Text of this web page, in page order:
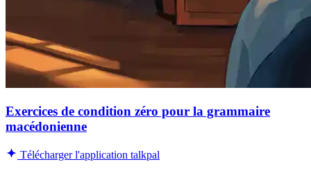
Exercices de condition zéro pour la grammaire
macédonienne
Télécharger l'application talkpal